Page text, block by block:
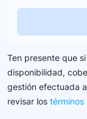
Ten presente que
disponibilidad,
gestión efectuada
revisar los términos